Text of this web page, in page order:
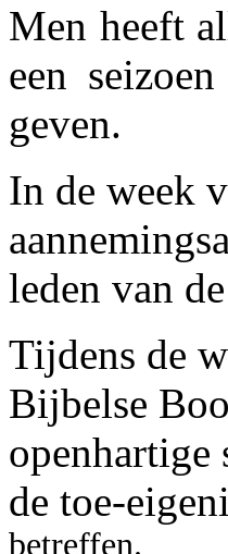
Men heeft
een
geven.
In de week
leden van
Tijdens de
Bijbelse
openhartige
de toe-
betreffen.